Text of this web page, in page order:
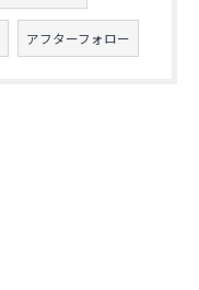
アフターフォロー